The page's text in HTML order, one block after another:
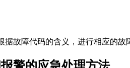
故障代码的含义，进行相应的故
警的应急处理方法